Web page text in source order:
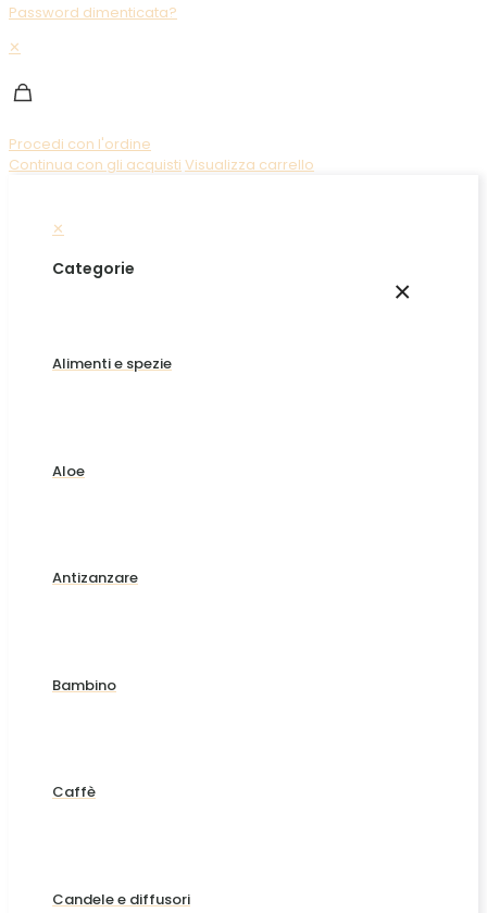
Password dimenticata?
✕
Procedi con l'ordine
Continua con gli acquisti Visualizza carrello
✕
×
Categorie
Alimenti e spezie
Aloe
Antizanzare
Bambino
Caffè
Candele e diffusori